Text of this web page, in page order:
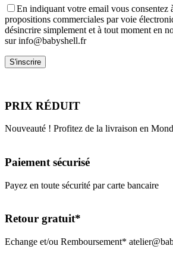
En indiquant votre email vous consentez
propositions commerciales par voie
désincrire simplement et à tout moment en
sur info@babyshell.fr
PRIX RÉDUIT
Nouveauté ! Profitez de la livraison en
Paiement sécurisé
Payez en toute sécurité par carte bancaire
Retour gratuit*
Echange et/ou Remboursement*